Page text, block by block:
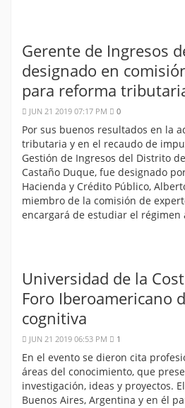
Gerente de Ingresos
designado en
para reforma
JUN 21 2019 07:17 PM 0
Por sus buenos resultados en la
tributaria y en el recaudo de
Gestión de Ingresos del Distrito
Castaño Duque, fue designado
Hacienda y Crédito Público,
miembro de la comisión de
encargará de estudiar el régimen
Universidad de la
Foro Iberoamericano
cognitiva
JUN 21 2019 06:53 PM 1
En el evento se dieron cita
áreas del conocimiento, que
investigación, ideas y proyectos.
Buenos Aires, Argentina y en él